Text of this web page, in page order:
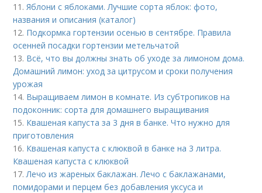
11. Яблони с яблоками. Лучшие сорта яблок: фото,
названия и описания (каталог)
12. Подкормка гортензии осенью в сентябре. Правила
осенней посадки гортензии метельчатой
13. Всё, что вы должны знать об уходе за лимоном дома.
Домашний лимон: уход за цитрусом и сроки получения
урожая
14. Выращиваем лимон в комнате. Из субтропиков на
подоконник: сорта для домашнего выращивания
15. Квашеная капуста за 3 дня в банке. Что нужно для
приготовления
16. Квашеная капуста с клюквой в банке на 3 литра.
Квашеная капуста с клюквой
17. Лечо из жареных баклажан. Лечо с баклажанами,
помидорами и перцем без добавления уксуса и